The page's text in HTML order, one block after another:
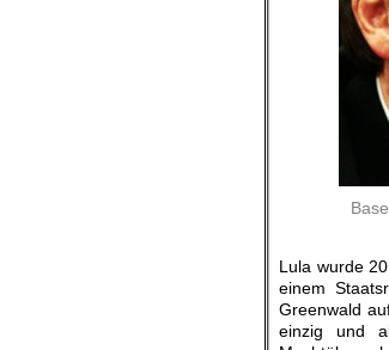
Lula wurde
einem
Greenwald
einzig und